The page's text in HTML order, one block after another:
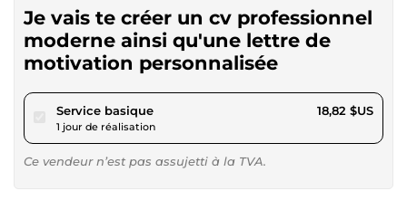
Je vais te créer un cv professionnel
moderne ainsi qu'une lettre de
motivation personnalisée
Service basiquepour 17,34 $US
1 jour de réalisation
18,82 $US
Ce vendeur n’est pas assujetti à la TVA.